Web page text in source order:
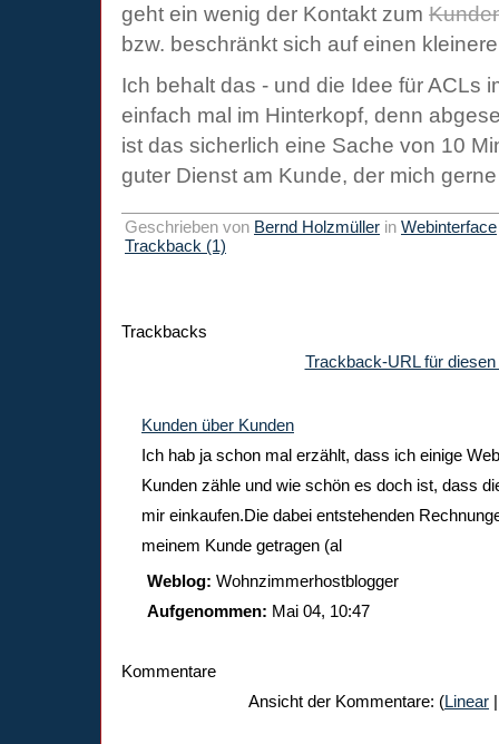
geht ein wenig der Kontakt zum
bzw. beschränkt sich auf einen
Ich behalt das - und die Idee für ACLs
einfach mal im Hinterkopf, denn
ist das sicherlich eine Sache von 10
guter Dienst am Kunde, der mich
Geschrieben von Bernd Holzmüller in Webinterface
Trackback (1)
Trackbacks
Trackback-URL für diesen
Kunden über Kunden
Ich hab ja schon mal erzählt, dass ich einige
Kunden zähle und wie schön es doch ist, dass
mir einkaufen.Die dabei entstehenden
meinem Kunde getragen (al
Weblog: Wohnzimmerhostblogger
Aufgenommen: Mai 04, 10:47
Kommentare
Ansicht der Kommentare: (Linear